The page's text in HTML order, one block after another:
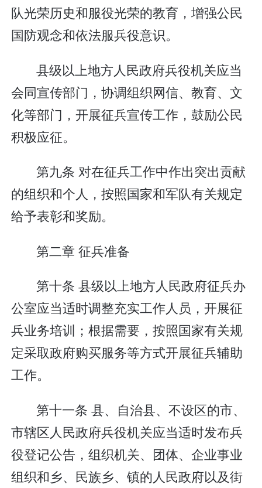
队光荣历史和服役光荣的教育，增强公民
国防观念和依法服兵役意识。
县级以上地方人民政府兵役机关应当
会同宣传部门，协调组织网信、教育、文
化等部门，开展征兵宣传工作，鼓励公民
积极应征。
第九条 对在征兵工作中作出突出贡献
的组织和个人，按照国家和军队有关规定
给予表彰和奖励。
第二章 征兵准备
第十条 县级以上地方人民政府征兵办
公室应当适时调整充实工作人员，开展征
兵业务培训；根据需要，按照国家有关规
定采取政府购买服务等方式开展征兵辅助
工作。
第十一条 县、自治县、不设区的市、
市辖区人民政府兵役机关应当适时发布兵
役登记公告，组织机关、团体、企业事业
组织和乡、民族乡、镇的人民政府以及街